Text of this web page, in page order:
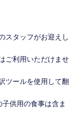
スタッフがお迎えし
ご利用いただけませ
ツールを使用して翻
供用の食事は含ま